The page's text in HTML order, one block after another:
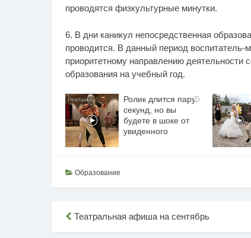
проводятся физкультурные минутки.
6. В дни каникул непосредственная
проводится. В данный период воспитатель-
приоритетному направлению деятельности
образования на учебный год.
i
Ролик длится пару
секунд, но вы
будете в шоке от
увиденного
Образование
Навигация
Театральная афиша на сентябрь